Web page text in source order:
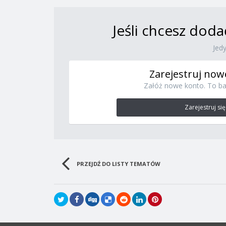
Jeśli chcesz
Zarejestruj
Załóż nowe konto. To
Zarejestruj się
PRZEJDŹ DO LISTY TEMATÓW